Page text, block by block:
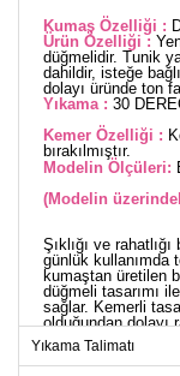
Kumaş Özelliği :
Ürün Özelliği :
düğmelidir. Tunik
dahildir, isteğe
dolayı üründe ton
Yıkama : 30
Kemer Özelliği :
bırakılmıştır.
Modelin Ölçüleri:
(Modelin
Şıklığı ve
günlük kullanımda
kumaştan üretilen
düğmeli tasarımı
sağlar. Kemerli
olduğundan dolayı
görünüm
Yıkama Talimatı